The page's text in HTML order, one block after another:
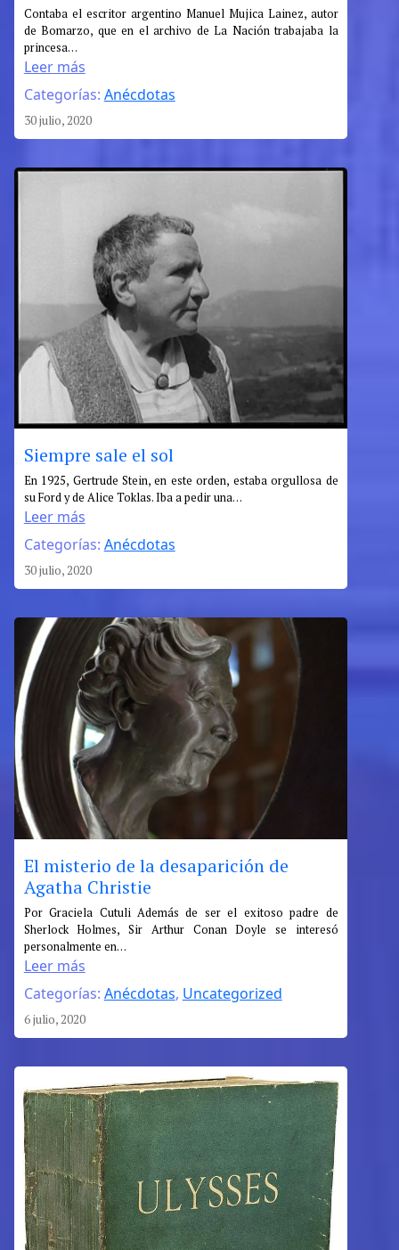
Contaba el escritor argentino Manuel Mujica Lainez, autor
de Bomarzo, que en el archivo de La Nación trabajaba la
princesa…
Leer más
:
La
prueba
en
sus
manos
Categorías: Anécdotas
30 julio, 2020
Siempre sale el sol
En 1925, Gertrude Stein, en este orden, estaba orgullosa de
su Ford y de Alice Toklas. Iba a pedir una…
Leer más
:
Siempre
sale
el
sol
Categorías: Anécdotas
30 julio, 2020
El misterio de la desaparición de
Agatha Christie
Por Graciela Cutuli Además de ser el exitoso padre de
Sherlock Holmes, Sir Arthur Conan Doyle se interesó
personalmente en…
Leer más
:
El
misterio
de
la
desaparición
de
Agatha
Christie
Categorías: Anécdotas, Uncategorized
6 julio, 2020